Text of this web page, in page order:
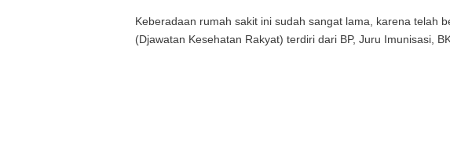
Keberadaan rumah sakit ini sudah sangat lama, karena telah
(Djawatan Kesehatan Rakyat) terdiri dari BP, Juru Imunisasi,